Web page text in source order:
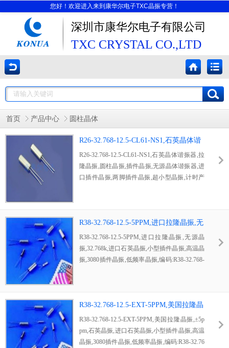
您好！欢迎进入来到康华尔电子TXC晶振专营！
深圳市康华尔电子有限公司
TXC CRYSTAL CO.,LTD
首页 产品中心 圆柱晶体
R26-32.768-12.5-CL61-NS1,石英晶体谐
振器,拉隆晶振,圆柱晶振
R26-32.768-12.5-CL61-NS1,石英晶体谐振器,拉
隆晶振,圆柱晶振,插件晶振,无源晶体谐振器,进
口插件晶振,两脚插件晶振,超小型晶振,计时产
劣的环境下也行运行,起振快和成本低的原因使
得它成了许多采购的第一选择,
R38-32.768-12.5-5PPM,进口拉隆晶振,无
源晶振,32.768k
R38-32.768-12.5-5PPM,进口拉隆晶振,无源晶
振,32.768k,进口石英晶振,小型插件晶振,高温晶
振,3080插件晶振,低频率晶振,编码:R38-32.768-
的环保要求,每年超高销售量高达10亿颗,被广
泛运用到无人机晶振,手机晶振,扫地机器人晶
振,蓝牙晶振等行业
R38-32.768-12.5-EXT-5PPM,美国拉隆晶
振,±5ppm,石英晶振
R38-32.768-12.5-EXT-5PPM,美国拉隆晶振,±5p
pm,石英晶振,进口石英晶振,小型插件晶振,高温
晶振,3080插件晶振,低频率晶振,编码:R38-32.76